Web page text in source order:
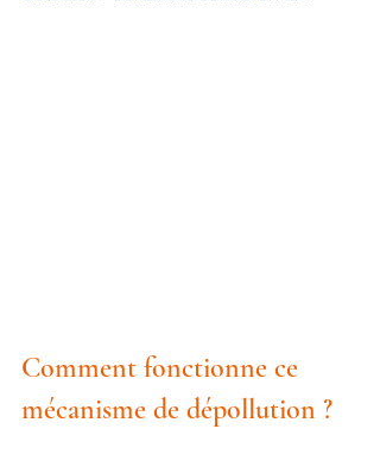
Comment fonctionne ce
mécanisme de dépollution ?